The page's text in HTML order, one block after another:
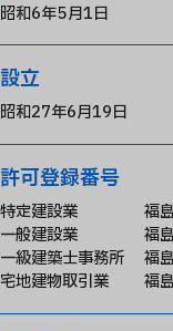
昭和6年5月1日
設立
昭和27年6月19日
許可登録番号
特定建設業 福島県
一般建設業 福島県
一級建築士事務所 福
宅地建物取引業 福島